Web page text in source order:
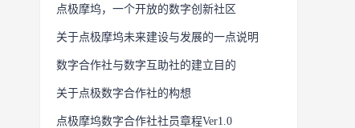
点极摩坞，一个开放的数字创新社区
关于点极摩坞未来建设与发展的一点说明
数字合作社与数字互助社的建立目的
关于点极数字合作社的构想
点极摩坞数字合作社社员章程Ver1.0